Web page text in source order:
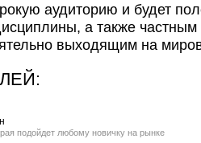
аудиторию и будет
а также
выходящим на
подойдет любому новичку на рынке